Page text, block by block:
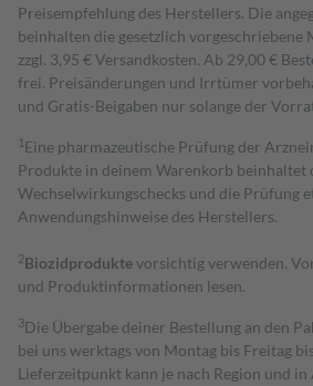
Preisempfehlung des Herstellers. Die
beinhalten die gesetzlich vorgeschriebene
zzgl. 3,95 € Versandkosten. Ab 29,00 €
frei. Preisänderungen und Irrtümer
und Gratis-Beigaben nur solange der
1 Eine pharmazeutische Prüfung der
Produkte in deinem Warenkorb
Wechselwirkungschecks und die Prüfung
Anwendungshinweise des Herstellers.
2Biozidproduktevorsichtig verwenden.
und Produktinformationen lesen.
3Die Übergabe deiner Bestellung an den
bei uns werktags von Montag bis Freitag
Lieferzeitpunkt kann je nach Region und